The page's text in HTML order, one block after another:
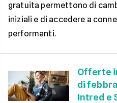
gratuita permettono di
iniziali e di accedere a
performanti.
Offerte
di
Intred e